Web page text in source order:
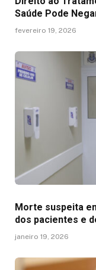
Saúde Pode
fevereiro 19, 2026
Morte suspeita
dos pacientes e
janeiro 19, 2026